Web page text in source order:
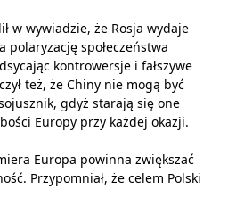
w wywiadzie, że Rosja wydaje
polaryzację społeczeństwa
kontrowersje i fałszywe
też, że Chiny nie mogą być
gdyż starają się one
Europy przy każdej okazji.
Europa powinna zwiększać
Przypomniał, że celem Polski